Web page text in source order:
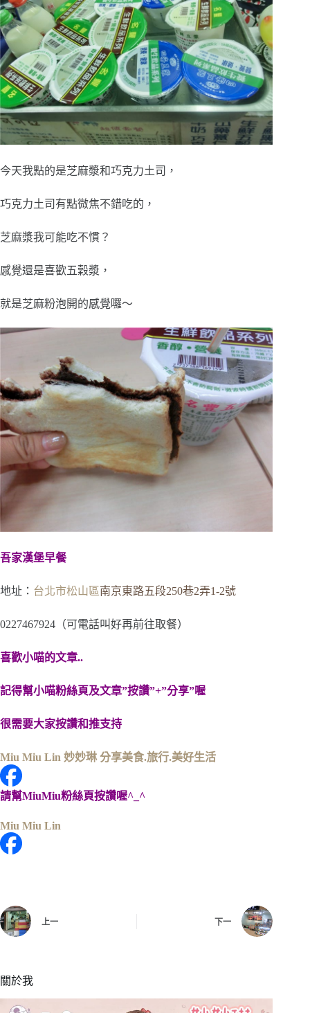
今天我點的是芝麻漿和巧克力土司，
巧克力土司有點微焦不錯吃的，
芝麻漿我可能吃不慣？
感覺還是喜歡五穀漿，
就是芝麻粉泡開的感覺囉～
吾家漢堡早餐
地址： 台北市松山區南京東路五段250巷2弄1-2號
0227467924（可電話叫好再前往取餐）
喜歡小喵的文章..
記得幫小喵粉絲頁及文章”按讚”+”分享”喔
很需要大家按讚和推支持
Miu Miu Lin 妙妙琳 分享美食.旅行.美好生活
請幫MiuMiu粉絲頁按讚喔^_^
Miu Miu Lin
上一 下一
關於我